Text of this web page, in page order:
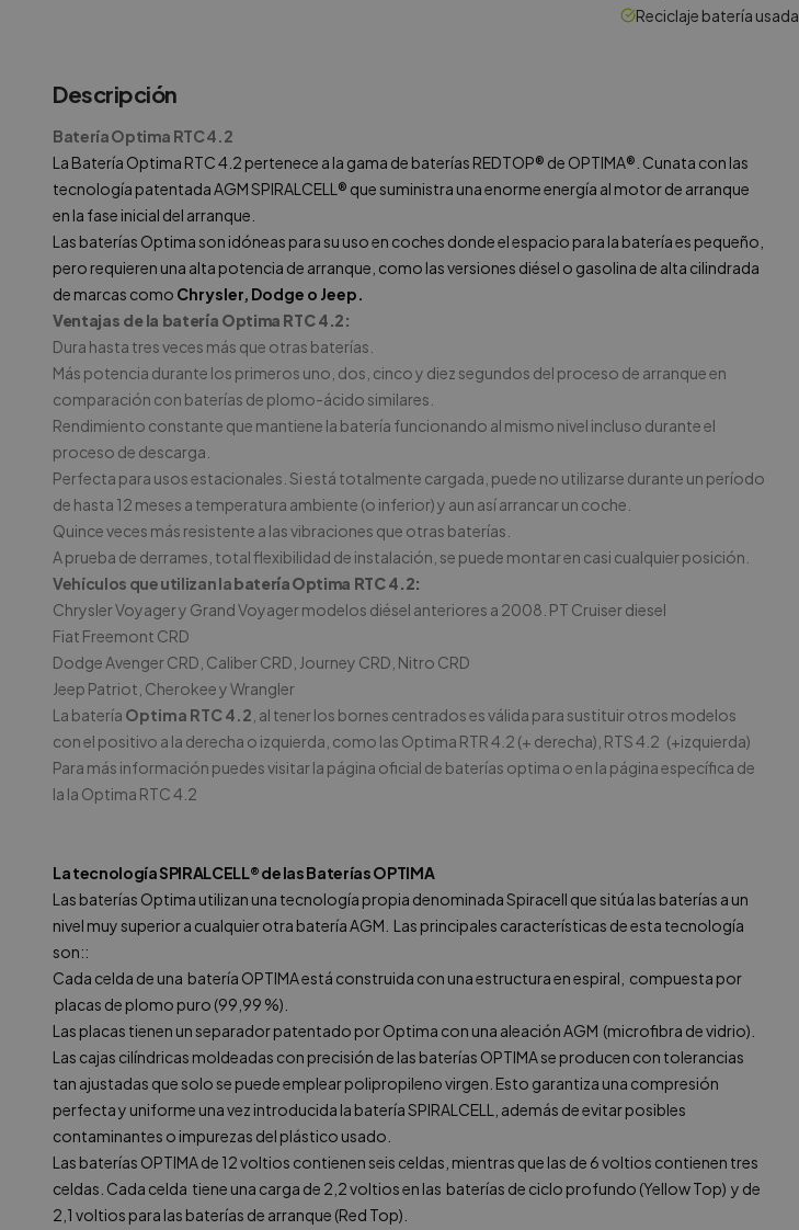
Reciclaje batería usada
Descripción
Batería Optima RTC 4.2
La Batería Optima RTC 4.2 pertenece a la gama de baterías REDTOP® de OPTIMA®. Cunata con las
tecnología patentada AGM SPIRALCELL® que suministra una enorme energía al motor de arranque
en la fase inicial del arranque.
Las baterías Optima son idóneas para su uso en coches donde el espacio para la batería es pequeño,
pero requieren una alta potencia de arranque, como las versiones diésel o gasolina de alta cilindrada
de marcas como Chrysler, Dodge o Jeep.
Ventajas de la batería Optima RTC 4.2:
Dura hasta tres veces más que otras baterías.
Más potencia durante los primeros uno, dos, cinco y diez segundos del proceso de arranque en
comparación con baterías de plomo-ácido similares.
Rendimiento constante que mantiene la batería funcionando al mismo nivel incluso durante el
proceso de descarga.
Perfecta para usos estacionales. Si está totalmente cargada, puede no utilizarse durante un período
de hasta 12 meses a temperatura ambiente (o inferior) y aun así arrancar un coche.
Quince veces más resistente a las vibraciones que otras baterías.
A prueba de derrames, total flexibilidad de instalación, se puede montar en casi cualquier posición.
Vehículos que utilizan labateríaOptima RTC 4.2:
Chrysler Voyager y Grand Voyager modelos diésel anteriores a 2008. PT Cruiser diesel
Fiat Freemont CRD
Dodge Avenger CRD, Caliber CRD, Journey CRD, Nitro CRD
Jeep Patriot, Cherokee y Wrangler
La batería Optima RTC 4.2 , al tener los bornes centrados es válida para sustituir otros modelos
con el positivo a la derecha o izquierda, como las Optima RTR 4.2 (+ derecha), RTS 4.2 (+izquierda)
Para más información puedes visitar la página oficial de baterías optima o en la página específica de
la la Optima RTC4.2
La tecnología SPIRALCELL® de las Baterías OPTIMA
Las baterías Optima utilizan una tecnología propia denominada Spiracell que sitúa las baterías a un
nivel muy superior a cualquier otra batería AGM. Las principales características de esta tecnología
son::
Cada celda de una batería OPTIMA está construida con una estructura en espiral, compuesta por
placas de plomo puro (99,99 %).
Las placas tienen un separador patentado por Optima con una aleación AGM (microfibra de vidrio).
Las cajas cilíndricas moldeadas con precisión de las baterías OPTIMA se producen con tolerancias
tan ajustadas que solo se puede emplear polipropileno virgen. Esto garantiza una compresión
perfecta y uniforme una vez introducida la batería SPIRALCELL, además de evitar posibles
contaminantes o impurezas del plástico usado.
Las baterías OPTIMA de 12 voltios contienen seis celdas, mientras que las de 6 voltios contienen tres
celdas. Cada celda tiene una carga de 2,2 voltios en las baterías de ciclo profundo (Yellow Top) y de
2,1 voltios para las baterías de arranque (Red Top).